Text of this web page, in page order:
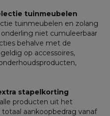
tuinmeubelen
tuinmeubelen en zolang
niet cumuleerbaar
behalve met de
op accessoires,
stapelkorting
producten uit het
aankoopbedrag vanaf